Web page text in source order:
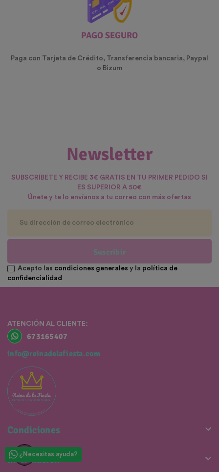
¿Necesitas ayuda?
PAGO SEGURO
Paga con Tarjeta de Crédito, Transferencia bancaria, Paypal
o Bizum
Newsletter
SUBSCRÍBETE Y RECIBE 3€ GRATIS EN TU PRIMER PEDIDO SI
ES SUPERIOR A 50€
Únete y te lo envíanos a tu correo con más ofertas
Suscribir
Acepto las condiciones generales y la política de
confidencialidad
ATENCIÓN AL CLIENTE:
673165407
info@reinadelafiesta.com
Condiciones 
Información 